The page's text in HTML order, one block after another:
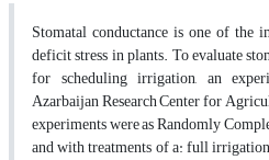
Stomatal conductance is one of the
deficit stress in plants. To evaluate
for scheduling irrigation, an
Azarbaijan Research Center for
experiments were as Randomly
and with treatments of a: full